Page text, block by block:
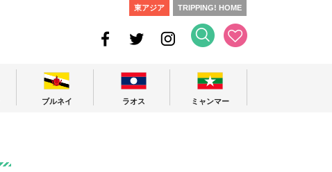
東アジア TRIPPING! HOME
ブルネイ ラオス ミャンマー